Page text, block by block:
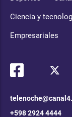
Ciencia y
Empresariales
+598 2924 4444